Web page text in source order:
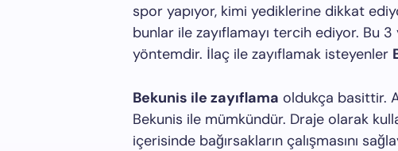
spor yapıyor, kimi yediklerine dikkat
bunlar ile zayıflamayı tercih ediyor. Bu
yöntemdir. İlaç ile zayıflamak isteyenler
Bekunis ile zayıflama oldukça basittir.
Bekunis ile mümkündür. Draje olarak
içerisinde bağırsakların çalışmasını